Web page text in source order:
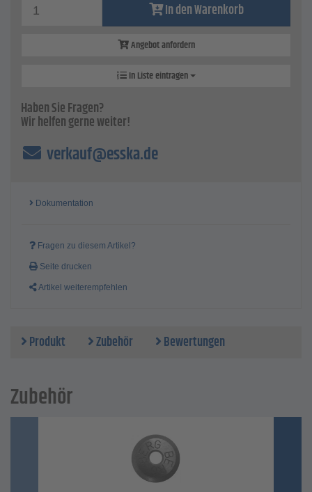
Durchmesser Schneiderad - 20 mm
Führungsschiene - höhenverstellbar von 4 bis 20 mm
Stärke Holzplatte - 21 mm und wasserfest verleimt
Material Sockel - Gummi
In den Warenkorb
Angebot anfordern
In Liste eintragen
Haben Sie Fragen?
Wir helfen gerne weiter!
verkauf@esska.de
Dokumentation
Fragen zu diesem Artikel?
Seite drucken
Artikel weiterempfehlen
Produkt Zubehör Bewertungen
Zubehör